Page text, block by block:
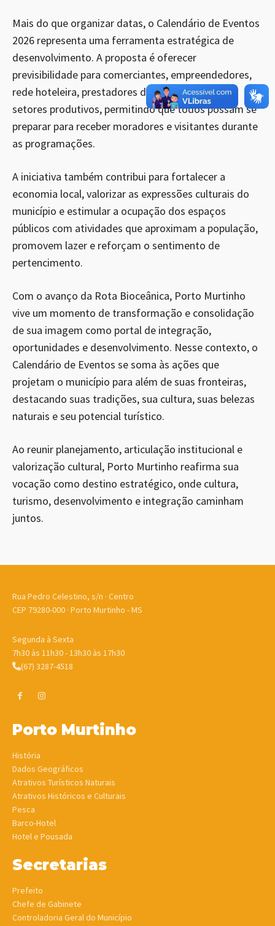
Mais do que organizar datas, o Calendário de Eventos
2026 representa uma ferramenta estratégica de
desenvolvimento. A proposta é oferecer
previsibilidade para comerciantes, empreendedores,
rede hoteleira, prestadores de serviços e demais
setores produtivos, permitindo que todos possam se
preparar para receber moradores e visitantes durante
as programações.
A iniciativa também contribui para fortalecer a
economia local, valorizar as expressões culturais do
município e estimular a ocupação dos espaços
públicos com atividades que aproximam a população,
promovem lazer e reforçam o sentimento de
pertencimento.
Com o avanço da Rota Bioceânica, Porto Murtinho
vive um momento de transformação e consolidação
de sua imagem como portal de integração,
oportunidades e desenvolvimento. Nesse contexto, o
Calendário de Eventos se soma às ações que
projetam o município para além de suas fronteiras,
destacando suas tradições, sua cultura, suas belezas
naturais e seu potencial turístico.
Ao reunir planejamento, articulação institucional e
valorização cultural, Porto Murtinho reafirma sua
vocação como destino estratégico, onde cultura,
turismo, desenvolvimento e integração caminham
juntos.
Rua Pedro Celestino, s/n · Centro
CEP 79280-000 · Porto Murtinho - MS
Segunda à Sexta
7h30 às 11h30 - 13h30 às 17h30
(67) 3287-4518
Porto Murtinho
História
Dados Geográficos
Atrativos Turísticos Naturais
Atrativos Históricos e Culturais
Pesca
Barco-Hotel
Hotel e Pousada
Secretarias
Prefeito
Chefe de Gabinete
Controladoria Geral do Município